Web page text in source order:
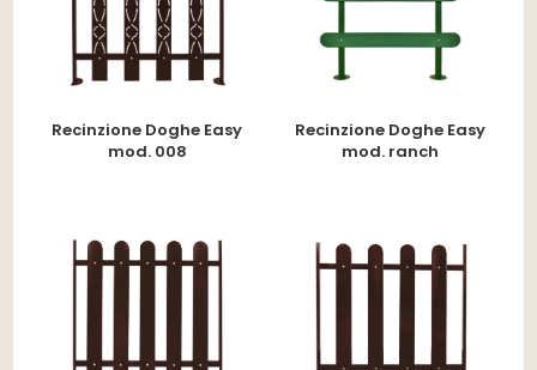
Recinzione Doghe Easy
mod. 008
Recinzione Doghe Easy
mod. ranch